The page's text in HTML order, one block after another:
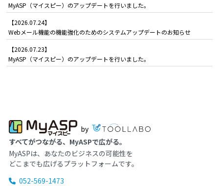
MyASP（マイスピー）のアップデートを行いました。
【2026.07.24】
Webメール機能の機能強化のためのシステムアップデートのお知らせ
【2026.07.23】
MyASP（マイスピー）のアップデートを行いました。
by
すべてがつながる、MyASPで広がる。
MyASPは、あなたのビジネスの可能性を
どこまでも広げるプラットフォームです。
052-569-1473